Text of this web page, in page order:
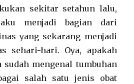
sekitar setahun lalu,
menjadi bagian dari
yang sekarang menjadi
sehari-hari. Oya, apakah
sudah mengenal tumbuhan
salah satu jenis obat